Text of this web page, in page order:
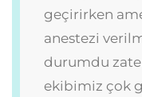
geçirirken
anestezi
durumdu
ekibimiz çok